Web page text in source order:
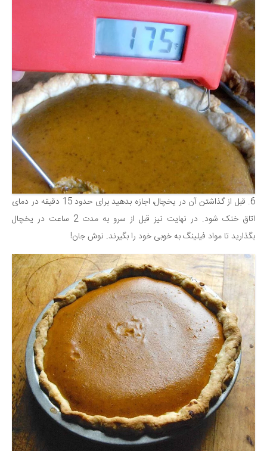
6. قبل از گذاشتن آن در یخچال، اجازه بدهید برای حدود 15 دقیقه در دمای
اتاق خنک شود. در نهایت نیز قبل از سرو به مدت 2 ساعت در یخچال
بگذارید تا مواد فیلینگ به خوبی خود را بگیرند. نوش جان!